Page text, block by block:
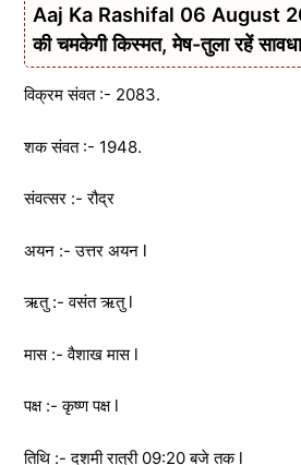
Aaj Ka Rashifal 06 August
की चमकेगी किस्मत, मेष-तुला रहें
विक्रम संवत :- 2083.
शक संवत :- 1948.
संवत्सर :- रौद्र
अयन :- उत्तर अयन l
ऋतु :- वसंत ऋतु l
मास :- वैशाख मास l
पक्ष :- कृष्ण पक्ष l
तिथि :- दशमी रात्री 09:20 बजे तक l